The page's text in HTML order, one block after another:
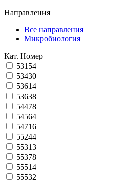
Направления
Все направления
Микробиология
Кат. Номер
53154
53430
53614
53638
54478
54564
54716
55244
55313
55378
55514
55532